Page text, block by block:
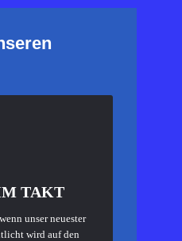
TAKT
unser neuester
wird auf den